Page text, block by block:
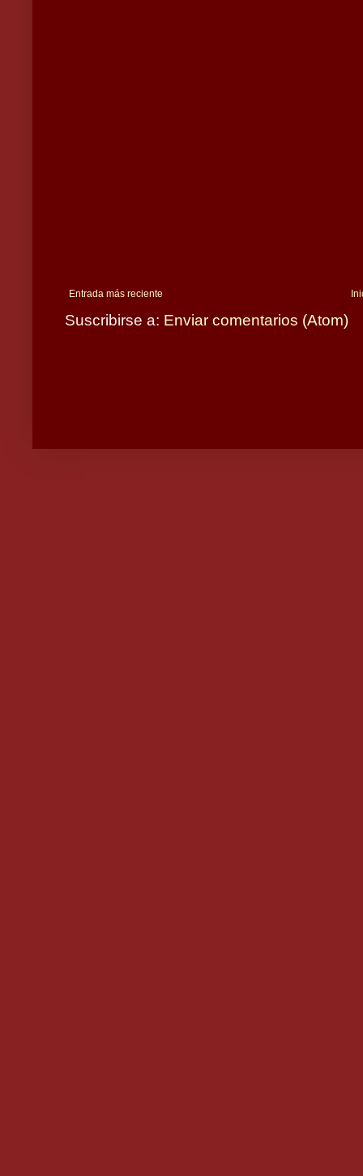
Entrada más reciente
Suscribirse a: Enviar comentarios (Atom)